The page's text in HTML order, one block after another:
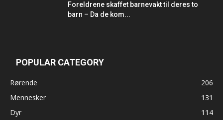
Foreldrene skaffet barnevakt til deres to
barn – Da de kom...
POPULAR CATEGORY
Rørende
206
Mennesker
131
Dyr
114